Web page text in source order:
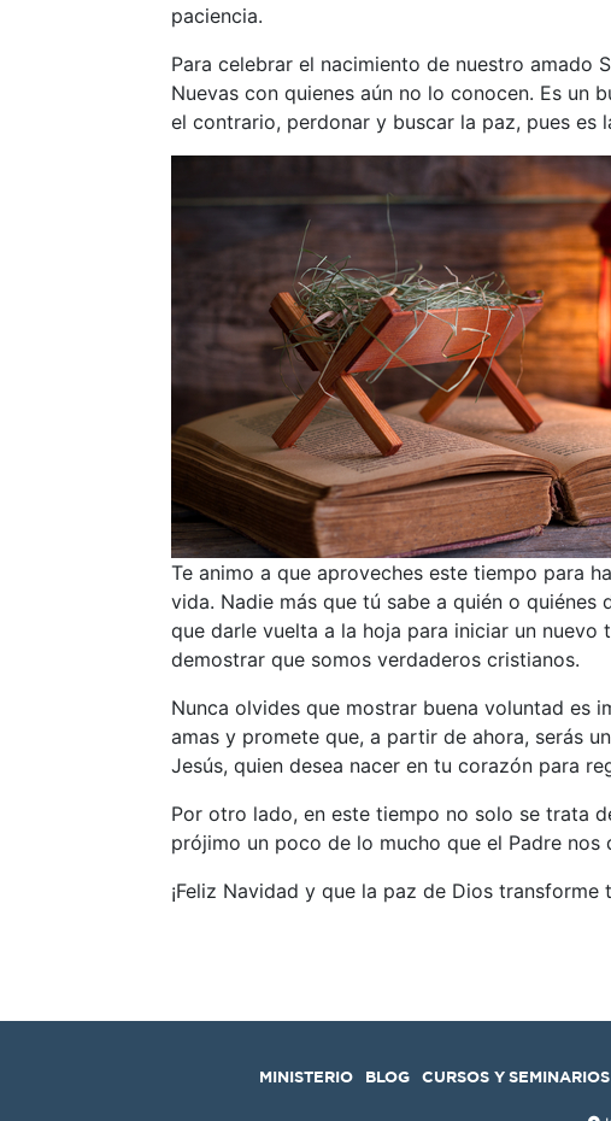
paciencia.
Para celebrar el nacimiento de nuestro amado
Nuevas con quienes aún no lo conocen. Es un
el contrario, perdonar y buscar la paz, pues es
Te animo a que aproveches este tiempo para
vida. Nadie más que tú sabe a quién o
que darle vuelta a la hoja para iniciar un
demostrar que somos verdaderos cristianos.
Nunca olvides que mostrar buena voluntad es
amas y promete que, a partir de ahora, serás
Jesús, quien desea nacer en tu corazón para
Por otro lado, en este tiempo no solo se trata
prójimo un poco de lo mucho que el Padre nos
¡Feliz Navidad y que la paz de Dios transforme
MINISTERIO BLOG CURSOS Y SEMINARIOS